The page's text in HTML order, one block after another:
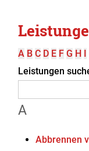
A B C D E F G H I
Leistungen
A
Abbrennen